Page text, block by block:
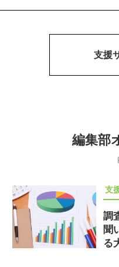
支援
編集部
支
調
聞
る